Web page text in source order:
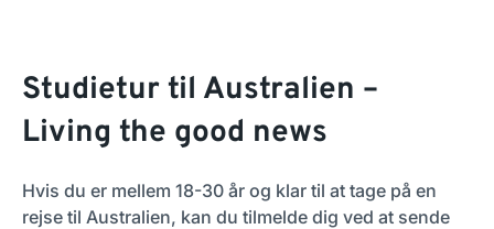
Studietur til Australien –
Living the good news
Hvis du er mellem 18-30 år og klar til at tage på en
rejse til Australien, kan du tilmelde dig ved at sende